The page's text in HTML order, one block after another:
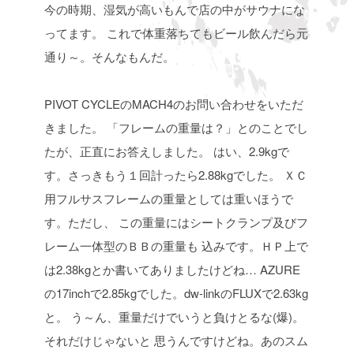
今の時期、湿気が高いもんで店の中がサウナにな
ってます。
これで体重落ちてもビール飲んだら元
通り～。そんなもんだ。
PIVOT CYCLEのMACH4のお問い合わせをいただ
きました。
「フレームの重量は？」とのことでし
たが、正直にお答えしました。
はい、2.9kgで
す。さっきもう１回計ったら2.88kgでした。
ＸＣ
用フルサスフレームの重量としては重いほうで
す。ただし、
この重量にはシートクランプ及びフ
レーム一体型のＢＢの重量も 込みです。ＨＰ上で
は2.38kgとか書いてありましたけどね… AZURE
の17inchで2.85kgでした。dw-linkのFLUXで2.63kg
と。
う～ん、重量だけでいうと負けとるな(爆)。
それだけじゃないと 思うんですけどね。あのスム